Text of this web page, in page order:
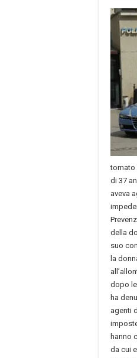
tornato
di 37
aveva
della
suo
la
dopo
ha
agenti
hanno
da cui